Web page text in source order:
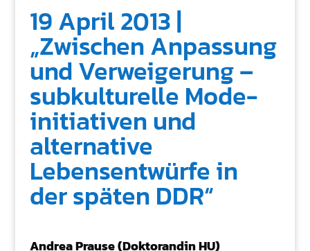
19 April 2013 |
„Zwischen Anpassung
und Verweigerung –
subkulturelle Mode-
initiativen und
alternative
Lebensentwürfe in
der späten DDR“
Andrea Prause (Doktorandin HU)